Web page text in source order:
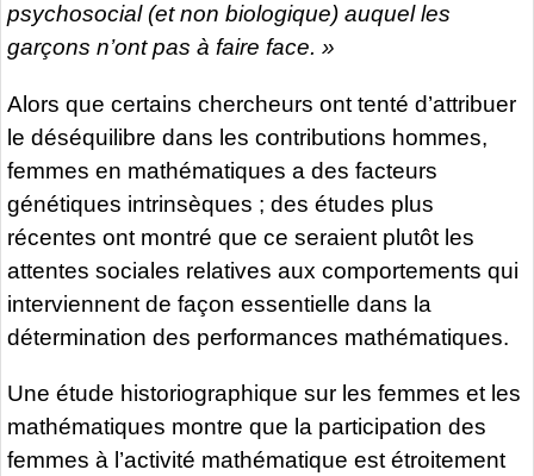
psychosocial (et non biologique) auquel les
garçons n’ont pas à faire face. »
Alors que certains chercheurs ont tenté d’attribuer
le déséquilibre dans les contributions hommes,
femmes en mathématiques a des facteurs
génétiques intrinsèques ; des études plus
récentes ont montré que ce seraient plutôt les
attentes sociales relatives aux comportements qui
interviennent de façon essentielle dans la
détermination des performances mathématiques.
Une étude historiographique sur les femmes et les
mathématiques montre que la participation des
femmes à l’activité mathématique est étroitement